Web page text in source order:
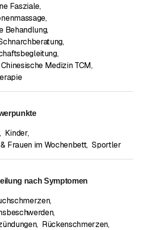
Fasziale,
,
Behandlung,
,
,
Medizin TCM,
Kinder,
Frauen im Wochenbett, Sportler
nach Symptomen
,
,
, Rückenschmerzen,